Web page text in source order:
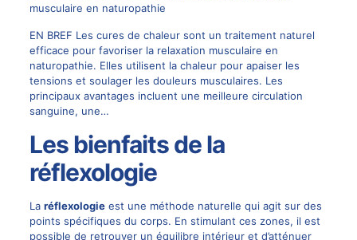
musculaire en naturopathie
EN BREF Les cures de chaleur sont un traitement naturel
efficace pour favoriser la relaxation musculaire en
naturopathie. Elles utilisent la chaleur pour apaiser les
tensions et soulager les douleurs musculaires. Les
principaux avantages incluent une meilleure circulation
sanguine, une…
Les bienfaits de la
réflexologie
La réflexologieest une méthode naturelle qui agit sur des
points spécifiques du corps. En stimulant ces zones, il est
possible de retrouver un équilibre intérieur et d’atténuer